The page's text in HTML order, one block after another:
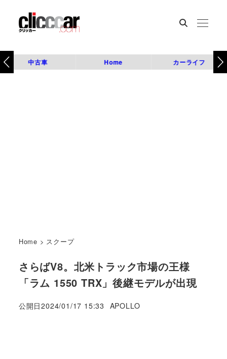
中古車 Home カーライフ
Home > スクープ
さらばV8。北米トラック市場の王様
「ラム 1550 TRX」後継モデルが出現
公開日2024/01/17 15:33
著
APOLLO